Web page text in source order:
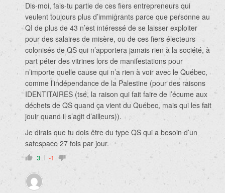
Dis-moi, fais-tu partie de ces fiers entrepreneurs qui
veulent toujours plus d’immigrants parce que personne au
QI de plus de 43 n’est intéressé de se laisser exploiter
pour des salaires de misère, ou de ces fiers électeurs
colonisés de QS qui n’apportera jamais rien à la société, à
part péter des vitrines lors de manifestations pour
n’importe quelle cause qui n’a rien à voir avec le Québec,
comme l’indépendance de la Palestine (pour des raisons
IDENTITAIRES (tsé, la raison qui fait faire de l’écume aux
déchets de QS quand ça vient du Québec, mais qui les fait
jouir quand il s’agit d’ailleurs)).
Je dirais que tu dois être du type QS qui a besoin d’un
safespace 27 fois par jour.
3 -1